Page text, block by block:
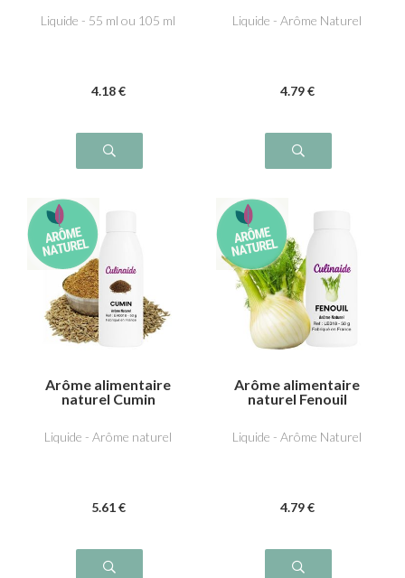
Liquide - 55 ml ou 105 ml
4.18 €
Liquide - Arôme Naturel
4.79 €
Arôme alimentaire
naturel Cumin
Liquide - Arôme naturel
5.61 €
Arôme alimentaire
naturel Fenouil
Liquide - Arôme Naturel
4.79 €